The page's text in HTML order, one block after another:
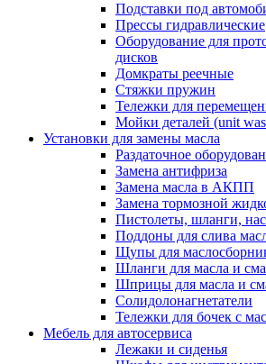
Подставки под
Прессы гидравлические
Оборудование для
дисков
Домкраты реечные
Стяжки пружин
Тележки для
Мойки деталей (unit
Установки для замены масла
Раздаточное
Замена антифриза
Замена масла в АКПП
Замена тормозной
Пистолеты, шланги,
Поддоны для слива
Щупы для
Шланги для масла и
Шприцы для масла и
Солидолонагнетатели
Тележки для бочек с
Мебель для автосервиса
Лежаки и сиденья